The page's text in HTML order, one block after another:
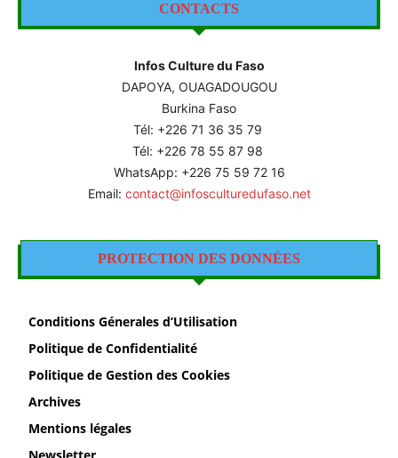
CONTACTS
Infos Culture du Faso
DAPOYA, OUAGADOUGOU
Burkina Faso
Tél: +226 71 36 35 79
Tél: +226 78 55 87 98
WhatsApp: +226 75 59 72 16
Email: contact@infosculturedufaso.net
PROTECTION DES DONNÉES
Conditions Génerales d’Utilisation
Politique de Confidentialité
Politique de Gestion des Cookies
Archives
Mentions légales